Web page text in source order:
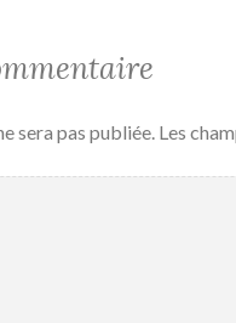
sera pas publiée. Les